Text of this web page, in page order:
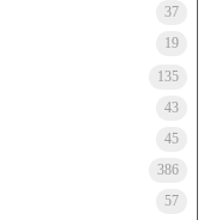
37
19
135
43
45
386
57